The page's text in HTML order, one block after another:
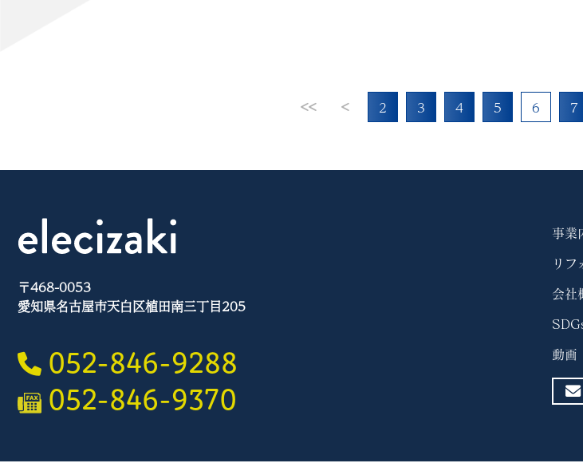
2 3 4 5 6 7
〒468-0053
愛知県名古屋市天白区植田南三丁目205
052-846-9288
052-846-9370
事業
リフ
会社
動画